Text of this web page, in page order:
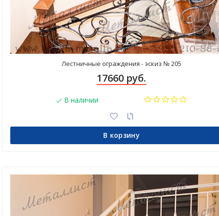
Лестничные ограждения - эскиз № 205
17660 руб.
В наличии
В корзину